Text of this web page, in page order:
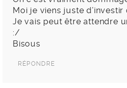
Moi je viens juste
Je vais peut être attendre
:/
Bisous
RÉPONDRE